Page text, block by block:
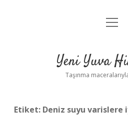
Anasayfa
Yasal
Yeni Yuva
Taşınma
Etiket: Deniz suyu varislere